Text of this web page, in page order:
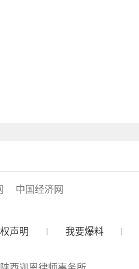
中国经济网
声明 我要爆料